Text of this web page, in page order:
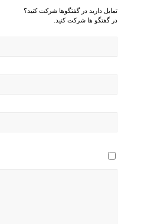
تمایل دارید در گفتگوها شرکت کنید؟
در گفتگو ها شرکت کنید.